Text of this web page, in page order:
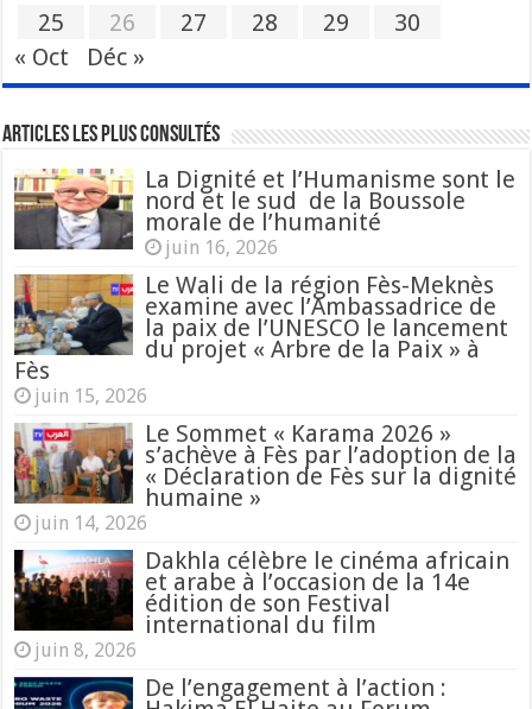
25
26 27 28 29
30
« Oct
Déc »
Articles les plus consultés
La Dignité et l’Humanisme sont le
nord et le sud de la Boussole
morale de l’humanité
juin 16, 2026
Le Wali de la région Fès-Meknès
examine avec l’Ambassadrice de
la paix de l’UNESCO le lancement
du projet « Arbre de la Paix » à
Fès
juin 15, 2026
Le Sommet « Karama 2026 »
s’achève à Fès par l’adoption de la
« Déclaration de Fès sur la dignité
humaine »
juin 14, 2026
Dakhla célèbre le cinéma africain
et arabe à l’occasion de la 14e
édition de son Festival
international du film
juin 8, 2026
De l’engagement à l’action :